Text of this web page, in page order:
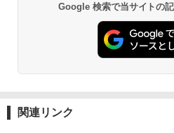
Google 検索で当サイトの
関連リンク